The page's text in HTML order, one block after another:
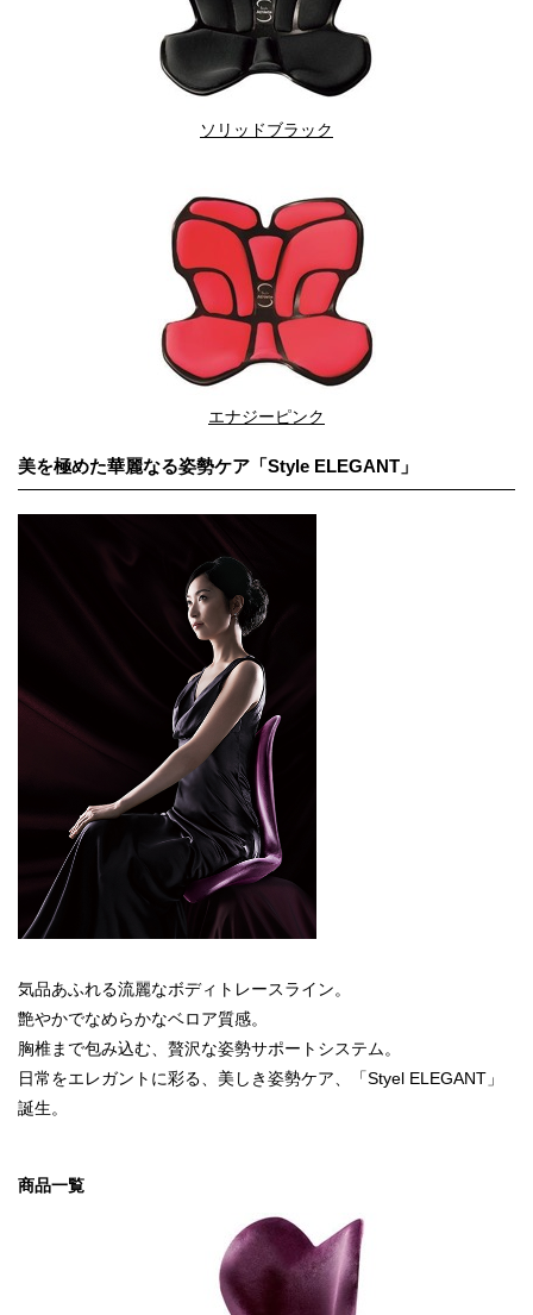
ソリッドブラック
エナジーピンク
美を極めた華麗なる姿勢ケア「Style ELEGANT」
気品あふれる流麗なボディトレースライン。
艶やかでなめらかなベロア質感。
胸椎まで包み込む、贅沢な姿勢サポートシステム。
日常をエレガントに彩る、美しき姿勢ケア、「Styel ELEGANT」
誕生。
商品一覧